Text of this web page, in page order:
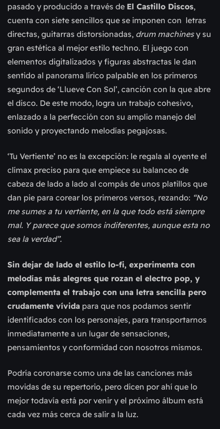
pasado y producido a través de El Castillo Discos,
cuenta con siete sencillos que se imponen con letras
directas, guitarras distorsionadas, drum machinesy su
gran estética al mejor estilo techno. El juego con
elementos digitalizados y figuras abstractas le dan
sentido al panorama lírico palpable en los primeros
segundos de ‘Llueve Con Sol’, canción con la que abre
el disco. De este modo, logra un trabajo cohesivo,
enlazado a la perfección con su amplio manejo del
sonido y proyectando melodías pegajosas.
‘Tu Vertiente’ no es la excepción: le regala al oyente el
clímax preciso para que empiece su balanceo de
cabeza de lado a lado al compás de unos platillos que
dan pie para corear los primeros versos, rezando: “No
me sumes a tu vertiente, en la que todo está siempre
mal. Y parece que somos indiferentes, aunque esta no
sea la verdad”.
Sin dejar de lado el estilo lo-fi, experimenta con
melodías más alegres que rozan el electro pop, y
complementa el trabajo con una letra sencilla pero
crudamente vívida para que nos podamos sentir
identificados con los personajes, para transportarnos
inmediatamente a un lugar de sensaciones,
pensamientos y conformidad con nosotros mismos.
Podría coronarse como una de las canciones más
movidas de su repertorio, pero dicen por ahí que lo
mejor todavía está por venir y el próximo álbum está
cada vez más cerca de salir a la luz.